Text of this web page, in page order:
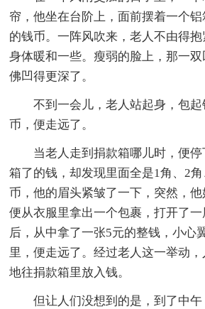
帘，他坐在台阶上，面前摆着一个
的钱币。一阵风吹来，老人不由得
身体暖和一些。瘦弱的脸上，那一
佛凹得更深了。
不到一会儿，老人站起身，包
币，便走远了。
当老人走到捐款箱哪儿时，便
箱了的钱，却发现里面全是1角、2
币，他的眉头紧皱了一下，突然，他
便从衣服里拿出一个包裹，打开了
后，从中拿了一张5元的整钱，小心
里，便走远了。经过老人这一举动
地往捐款箱里放入钱。
但让人们没想到的是，到了中